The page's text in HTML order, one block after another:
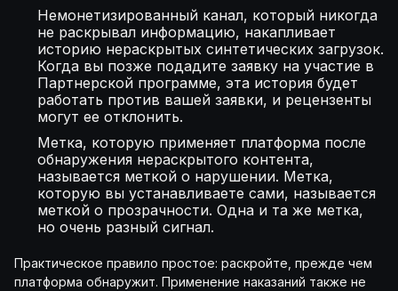
Немонетизированный канал, который никогда
не раскрывал информацию, накапливает
историю нераскрытых синтетических загрузок.
Когда вы позже подадите заявку на участие в
Партнерской программе, эта история будет
работать против вашей заявки, и рецензенты
могут ее отклонить.
Метка, которую применяет платформа после
обнаружения нераскрытого контента,
называется меткой о нарушении. Метка,
которую вы устанавливаете сами, называется
меткой о прозрачности. Одна и та же метка,
но очень разный сигнал.
Практическое правило простое: раскройте, прежде чем
платформа обнаружит. Применение наказаний также не